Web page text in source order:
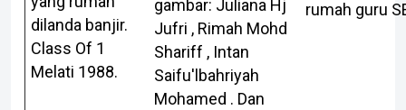
dilanda banjir.
Class Of 1
Melati 1988.
gambar: Juliana Hj
Jufri , Rimah Mohd
Shariff , Intan
Saifu'lbahriyah
Mohamed . Dan
rumah guru